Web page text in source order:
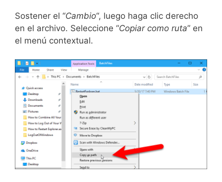
Sostener el “Cambio“, luego haga clic derecho
en el archivo. Seleccione “Copiar como ruta” en
el menú contextual.